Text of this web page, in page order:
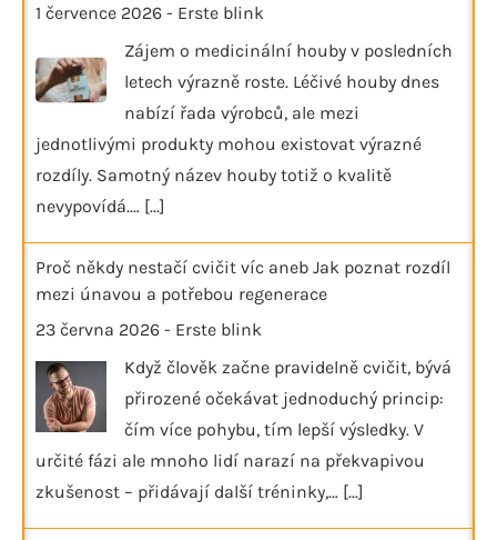
1 července 2026 - Erste blink
Zájem o medicinální houby v posledních
letech výrazně roste. Léčivé houby dnes
nabízí řada výrobců, ale mezi
jednotlivými produkty mohou existovat výrazné
rozdíly. Samotný název houby totiž o kvalitě
nevypovídá.… [...]
Proč někdy nestačí cvičit víc aneb Jak poznat rozdíl
mezi únavou a potřebou regenerace
23 června 2026 - Erste blink
Když člověk začne pravidelně cvičit, bývá
přirozené očekávat jednoduchý princip:
čím více pohybu, tím lepší výsledky. V
určité fázi ale mnoho lidí narazí na překvapivou
zkušenost – přidávají další tréninky,… [...]